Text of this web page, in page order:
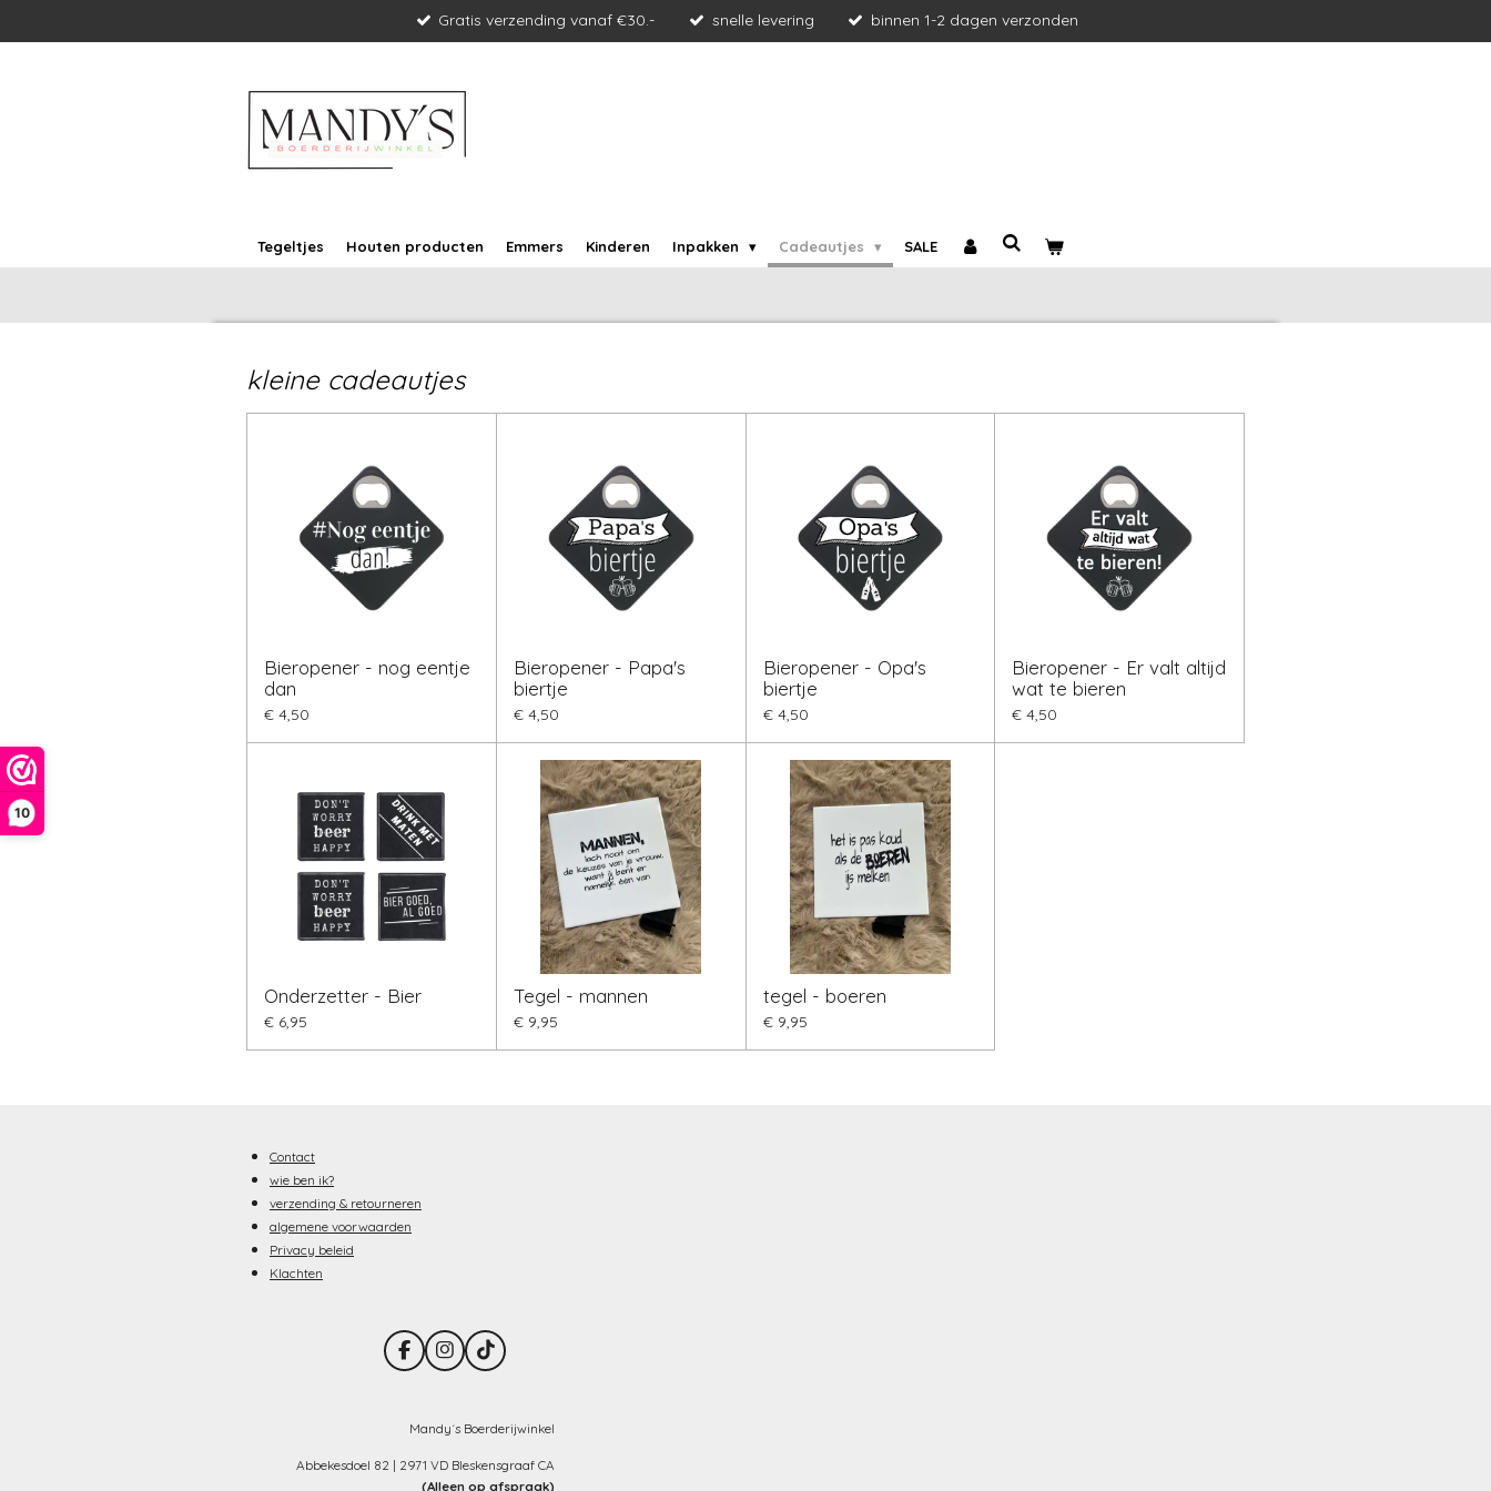
10
direct
Gratis verzending vanaf €30.- snelle levering binnen 1-2 dagen verzonden
Tegeltjes Houten producten Emmers Kinderen Inpakken Cadeautjes SALE
kleine cadeautjes
Bieropener - nog eentje
dan
€ 4,50
Bieropener - Papa's
biertje
€ 4,50
Bieropener - Opa's
biertje
€ 4,50
Bieropener - Er valt altijd
wat te bieren
€ 4,50
Onderzetter - Bier
€ 6,95
Tegel - mannen
€ 9,95
tegel - boeren
€ 9,95
Contact
wie ben ik?
verzending & retourneren
algemene voorwaarden
Privacy beleid
Klachten
F
a
b
o
I
n
a
r
a
T
i
o
Mandy´s Boerderijwinkel
Abbekesdoel 82 | 2971 VD Bleskensgraaf CA
(Alleen op afspraak)